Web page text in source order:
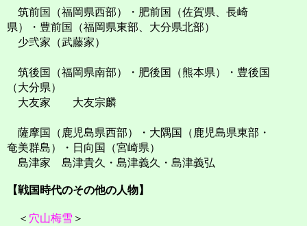
筑前国（福岡県西部）・肥前国（佐賀県、長崎
県）・豊前国（福岡県東部、大分県北部）
少弐家（武藤家）
筑後国（福岡県南部）・肥後国（熊本県）・豊後国
（大分県）
大友家 大友宗麟
薩摩国（鹿児島県西部）・大隅国（鹿児島県東部・
奄美群島）・日向国（宮崎県）
島津家 島津貴久・島津義久・島津義弘
【戦国時代のその他の人物】
＜ 穴山梅雪 ＞